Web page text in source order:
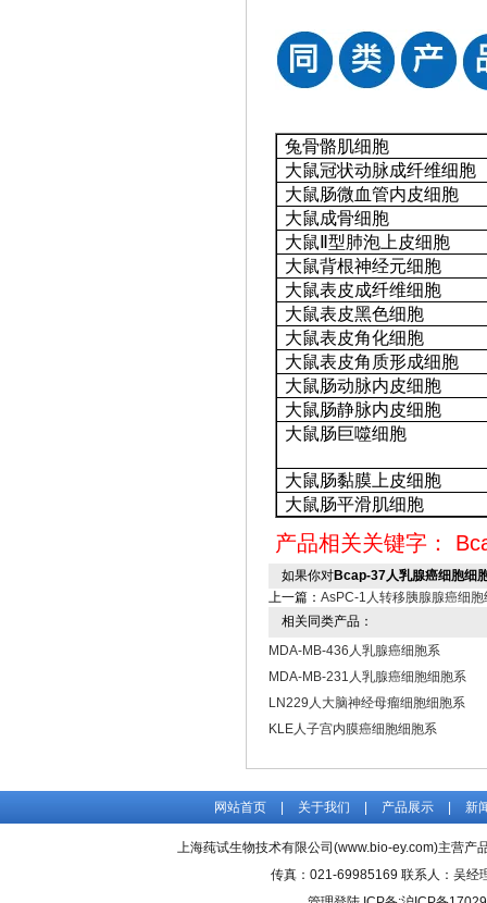
兔骨骼肌细胞
大鼠冠状动脉成纤维细胞
大鼠肠微血管内皮细胞
大鼠成骨细胞
大鼠 Ⅱ型肺泡上皮细胞
大鼠背根神经元细胞
大鼠表皮成纤维细胞
大鼠表皮黑色细胞
大鼠表皮角化细胞
大鼠表皮角质形成细胞
大鼠肠动脉内皮细胞
大鼠肠静脉内皮细胞
大鼠肠巨噬细胞
大鼠肠黏膜上皮细胞
大鼠肠平滑肌细胞
产品相关关键字：
如果你对Bcap-37人乳腺癌细胞细
上一篇： AsPC-1人转移胰腺腺癌细胞
相关同类产品：
MDA-MB-436人乳腺癌细胞系
MDA-MB-231人乳腺癌细胞细胞系
LN229人大脑神经母瘤细胞细胞系
KLE人子宫内膜癌细胞细胞系
网站首页 关于我们 产品展示 新
上海莼试生物技术有限公司(www.bio-ey.com)主营产
传真：021-69985169 联系人：吴经